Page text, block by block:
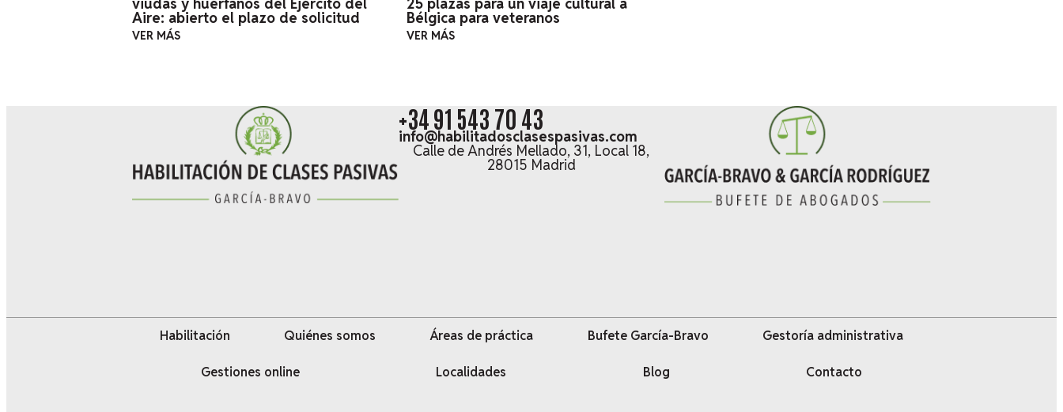
Aire: abierto el plazo de solicitud
VER MÁS
Bélgica para veteranos
VER MÁS
+34 91 543 70 43
info@habilitadosclasespasivas.com
Calle de Andrés Mellado, 31, Local 18,
28015 Madrid
Habilitación Quiénes somos Áreas de práctica Bufete García-Bravo Gestoría administrativa
Gestiones online Localidades Blog Contacto